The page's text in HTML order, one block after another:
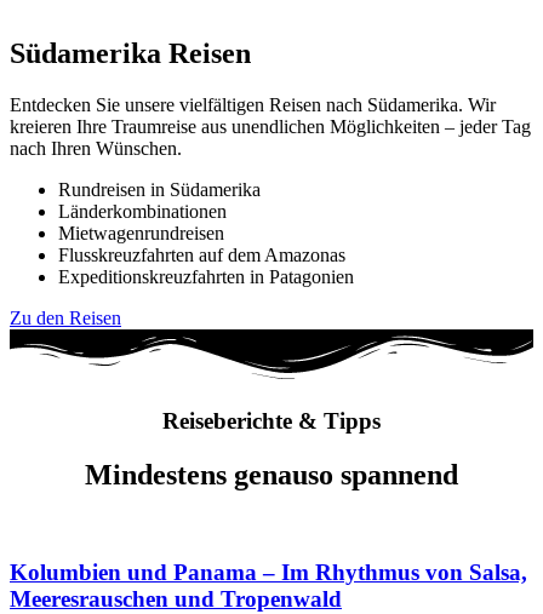
Südamerika Reisen
Entdecken Sie unsere vielfältigen Reisen nach Südamerika. Wir
kreieren Ihre Traumreise aus unendlichen Möglichkeiten – jeder Tag
nach Ihren Wünschen.
Rundreisen in Südamerika
Länderkombinationen
Mietwagenrundreisen
Flusskreuzfahrten auf dem Amazonas
Expeditionskreuzfahrten in Patagonien
Zu den Reisen
Reiseberichte & Tipps
Mindestens genauso spannend
Kolumbien und Panama – Im Rhythmus von Salsa,
Meeresrauschen und Tropenwald